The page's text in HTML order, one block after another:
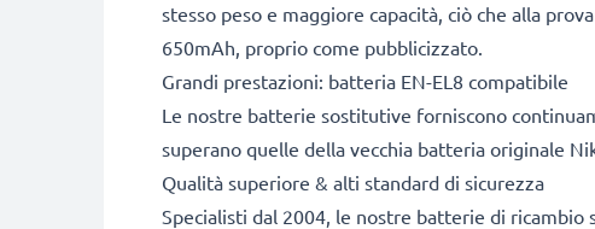
stesso peso e maggiore capacità, ciò che alla
650mAh, proprio come pubblicizzato.
Grandi prestazioni: batteria EN-EL8 compatibile
Le nostre batterie sostitutive forniscono
superano quelle della vecchia batteria originale
Qualità superiore & alti standard di sicurezza
Specialisti dal 2004, le nostre batterie di